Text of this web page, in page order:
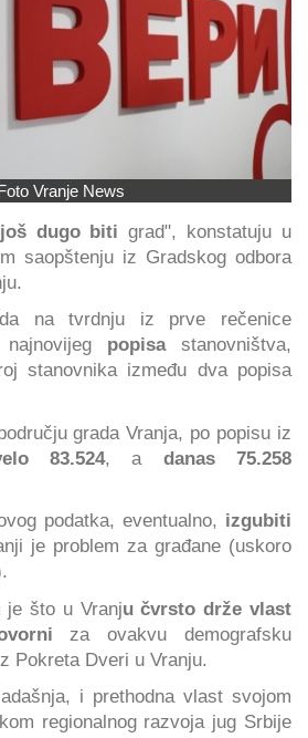
Vranje News
dugo bitigrad", konstatuju u
saopštenju iz Gradskog odbora
da na tvrdnju iz prve rečenice
najnovijeg popisa stanovništva,
stanovnika između dva popisa
grada Vranja, po popisu iz
83.524, a danas 75.258
podatka, eventualno, izgubiti
je problem za građane (uskoro
je što u Vranju čvrsto drže vlast
za ovakvu demografsku
Pokreta Dveri u Vranju.
i prethodna vlast svojom
regionalnog razvoja jug Srbije